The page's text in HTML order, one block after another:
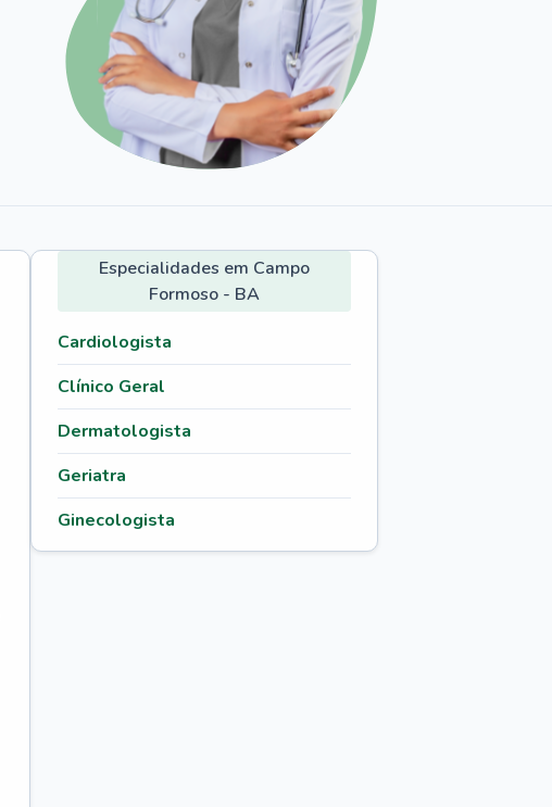
Especialidades em Campo
Formoso - BA
Cardiologista
Clínico Geral
Dermatologista
Geriatra
Ginecologista